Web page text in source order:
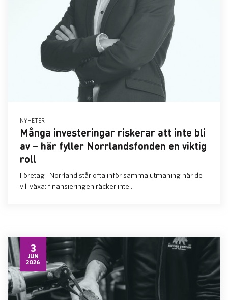
NYHETER
Många investeringar riskerar att inte bli
av – här fyller Norrlandsfonden en viktig
roll
Företag i Norrland står ofta inför samma utmaning när de
vill växa: finansieringen räcker inte...
3
JUN
2026